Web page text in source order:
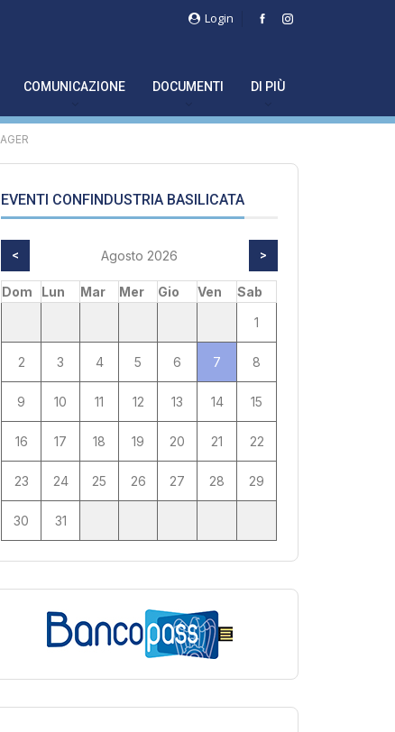
Login
COMUNICAZIONE DOCUMENTI DI PIÙ
EVENTI CONFINDUSTRIA BASILICATA
< Agosto 2026 >
Dom Lun Mar Mer Gio Ven
Sab
1
2 3 4 5 6 7 8
9 10 11 12 13 14 15
16 17 18 19 20 21 22
23 24 25 26 27 28 29
30 31